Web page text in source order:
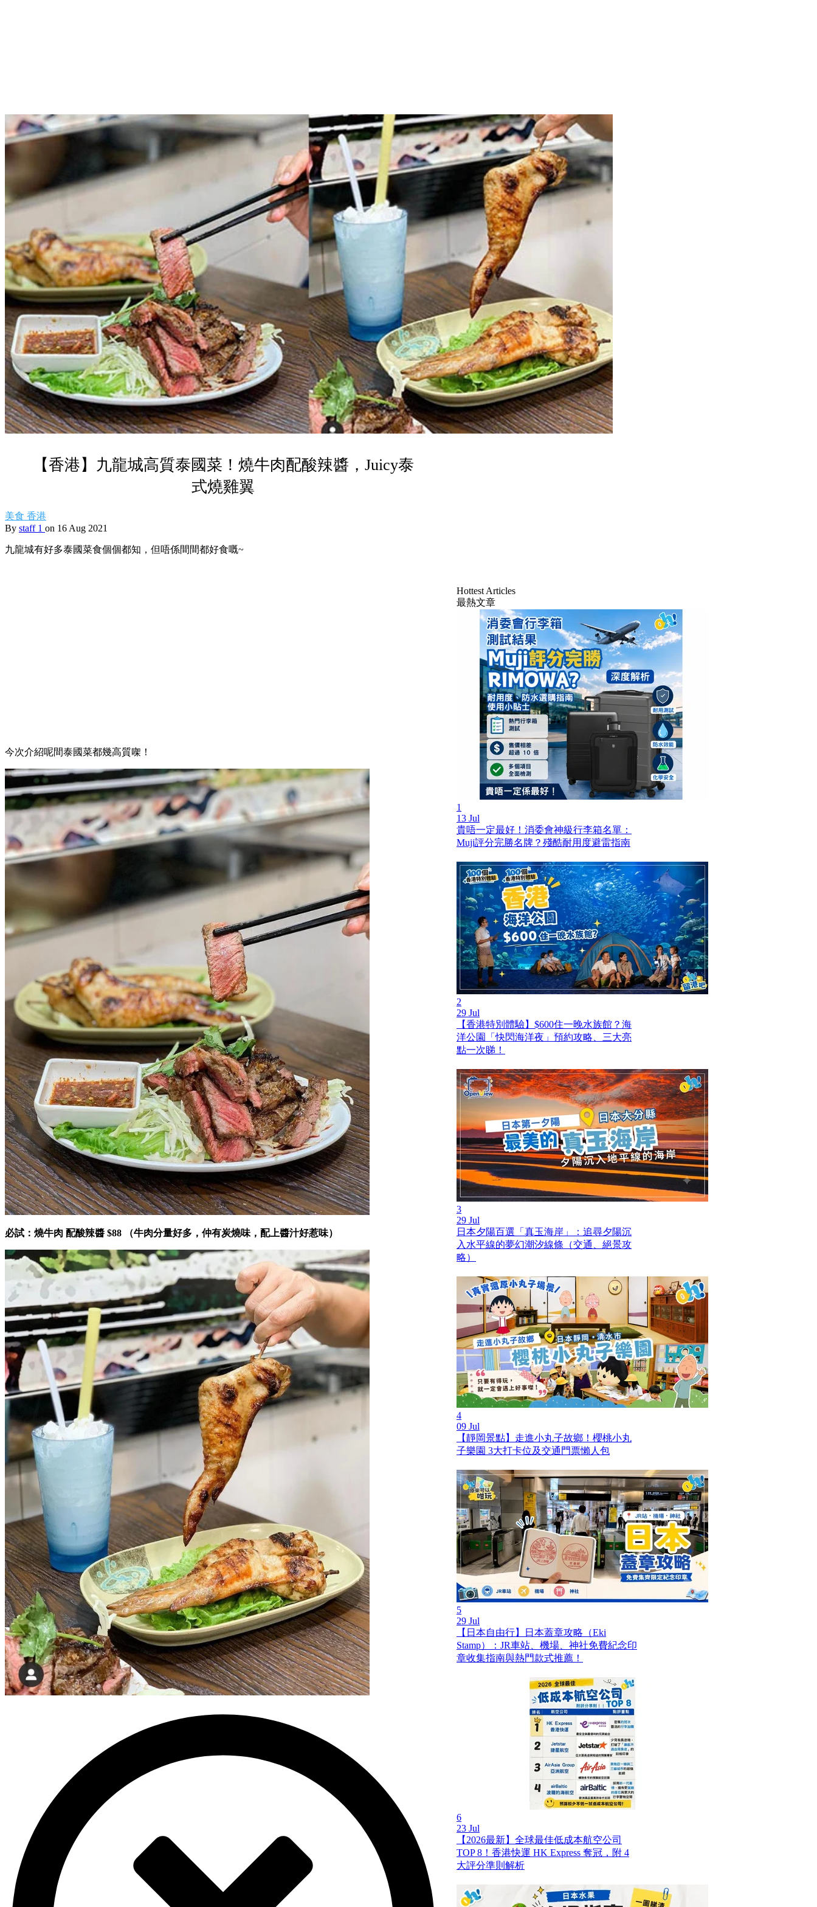
【香港】九龍城高質泰國菜！燒牛肉配酸辣醬，Juicy泰
式燒雞翼
美食 香港
By staff 1 on 16 Aug 2021
九龍城有好多泰國菜食個個都知，但唔係間間都好食嘅~
今次介紹呢間泰國菜都幾高質㗎！
必試：燒牛肉 配酸辣醬 $88 （牛肉分量好多，仲有炭燒味，配上醬汁好惹味）
Hottest Articles
最熱文章
1
13 Jul
貴唔一定最好！消委會神級行李箱名單：
Muji評分完勝名牌？殘酷耐用度避雷指南
2
29 Jul
【香港特別體驗】$600住一晚水族館？海
洋公園「快閃海洋夜」預約攻略、三大亮
點一次睇！
3
29 Jul
日本夕陽百選「真玉海岸」：追尋夕陽沉
入水平線的夢幻潮汐線條（交通、絕景攻
略）
4
09 Jul
【靜岡景點】走進小丸子故鄉！櫻桃小丸
子樂園 3大打卡位及交通門票懶人包
5
29 Jul
【日本自由行】日本蓋章攻略（Eki
Stamp）：JR車站、機場、神社免費紀念印
章收集指南與熱門款式推薦！
6
23 Jul
【2026最新】全球最佳低成本航空公司
TOP 8！香港快運 HK Express 奪冠，附 4
大評分準則解析